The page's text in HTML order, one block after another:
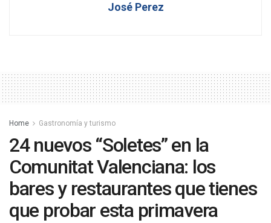
José Perez
Home Gastronomía y turismo
24 nuevos “Soletes” en la
Comunitat Valenciana: los
bares y restaurantes que tienes
que probar esta primavera